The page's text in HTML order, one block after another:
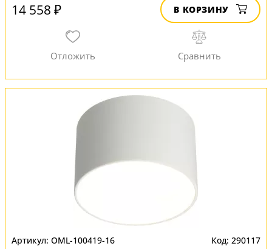
14 558 ₽ В КОРЗИНУ
OML-100419-16 290117